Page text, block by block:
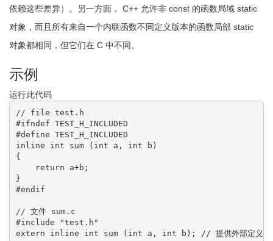
依赖这些差异）。另一方面， C++ 允许非 const 的函数局域 static
对象，而且所有来自一个内联函数不同定义版本的函数局部 static
对象都相同，但它们在 C 中不同。
示例
运行此代码
// file test.h
#ifndef TEST_H_INCLUDED
#define TEST_H_INCLUDED
inline
int sum ( int a, int b )
{
return a+b ;
}
#endif
// 文件 sum.c
#include "test.h"
extern
inline int sum ( int a, int b ) ; // 提供外部定义